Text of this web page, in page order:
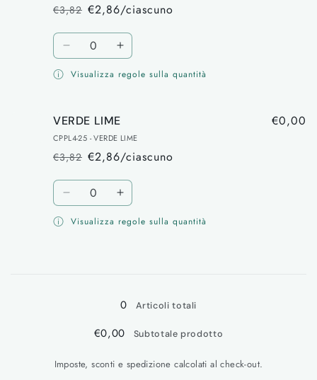
Prezzo
di
listino
€3,82
Prezzo
scontato
€2,86/ciascuno
Quantità
Diminuisci
per
Aumenta
per
Visualizza regole sulla quantità
VERDE LIME
CPPL4-25 - VERDE LIME
Prezzo
di
listino
€3,82
Prezzo
scontato
€2,86/ciascuno
€0,00
Quantità
Diminuisci
per
Aumenta
per
Visualizza regole sulla quantità
0 Articoli totali
€0,00 Subtotale prodotto
Imposte, sconti e spedizione calcolati al check-out.